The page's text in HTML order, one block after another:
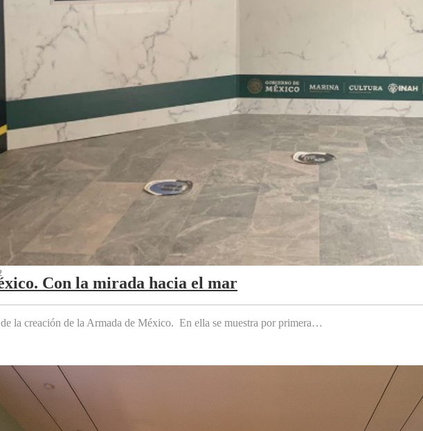
Con la mirada hacia el mar
la creación de la Armada de México. En ella se muestra por primera…